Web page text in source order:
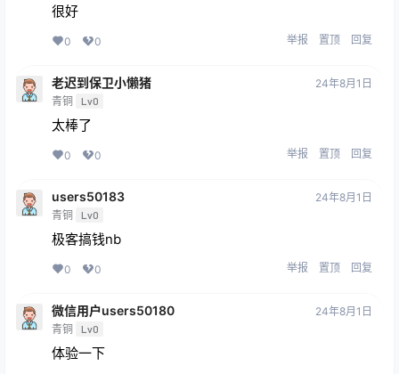
很好
0 0 举报 置顶 回复
老迟到保卫小懒猪
青铜 Lv0
24年8月1日
太棒了
0 0 举报 置顶 回复
users50183
青铜 Lv0
24年8月1日
极客搞钱nb
0 0 举报 置顶 回复
微信用户users50180
青铜 Lv0
24年8月1日
体验一下